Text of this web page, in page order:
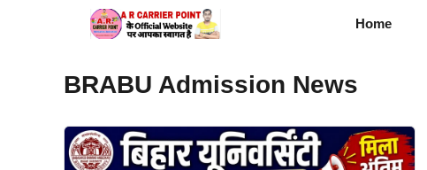
Home
BRABU Admission News